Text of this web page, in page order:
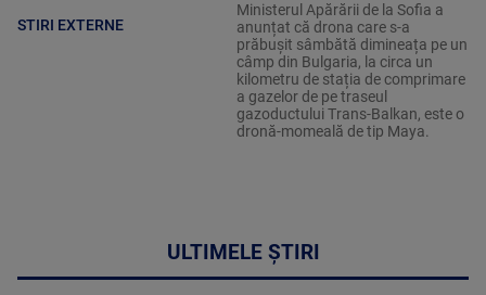
STIRI EXTERNE
Ministerul Apărării de la Sofia a
anunțat că drona care s-a
prăbușit sâmbătă dimineața pe un
câmp din Bulgaria, la circa un
kilometru de stația de comprimare
a gazelor de pe traseul
gazoductului Trans-Balkan, este o
dronă-momeală de tip Maya.
ULTIMELE ȘTIRI